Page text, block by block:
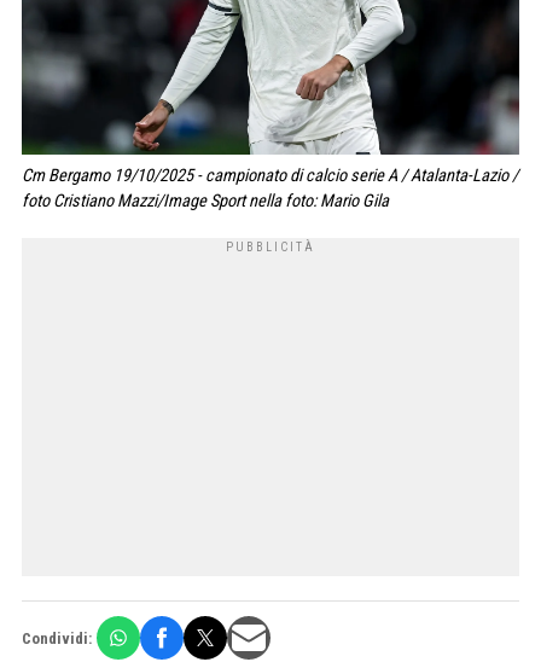
Cm Bergamo 19/10/2025 - campionato di calcio serie A / Atalanta-Lazio /
foto Cristiano Mazzi/Image Sport nella foto: Mario Gila
Condividi: